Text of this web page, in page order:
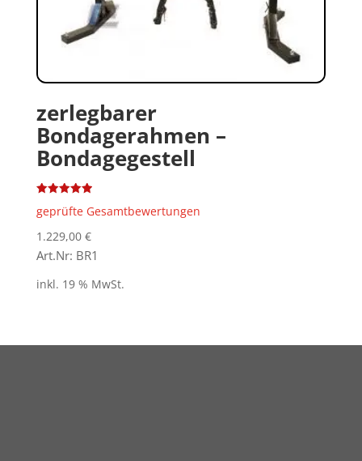
zerlegbarer
Bondagerahmen –
Bondagegestell
mit
von 5
geprüfte Gesamtbewertungen
1.229,00 €
Art.Nr: BR1
inkl. 19 % MwSt.